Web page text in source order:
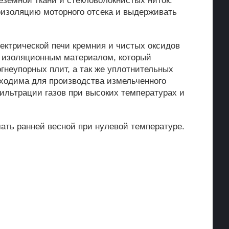
моторного отсека и выдерживать
печи кремния и чистых оксидов
материалом, который
плит, а так же уплотнительных
для производства измельченного
газов при высоких температурах и
ранней весной при нулевой температуре.